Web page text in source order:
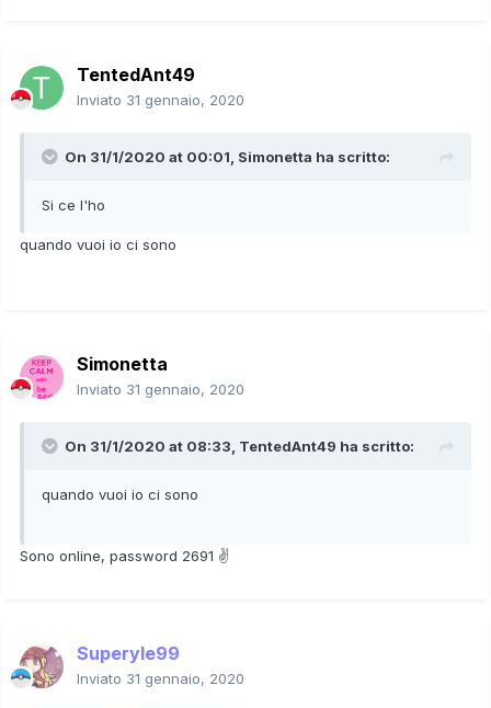
TentedAnt49
Inviato 31 gennaio, 2020
On 31/1/2020 at 00:01, Simonetta ha scritto:
Si ce l'ho
quando vuoi io ci sono
Simonetta
Inviato 31 gennaio, 2020
On 31/1/2020 at 08:33, TentedAnt49 ha scritto:
quando vuoi io ci sono
Sono online, password 2691 ✌
Superyle99
Inviato 31 gennaio, 2020